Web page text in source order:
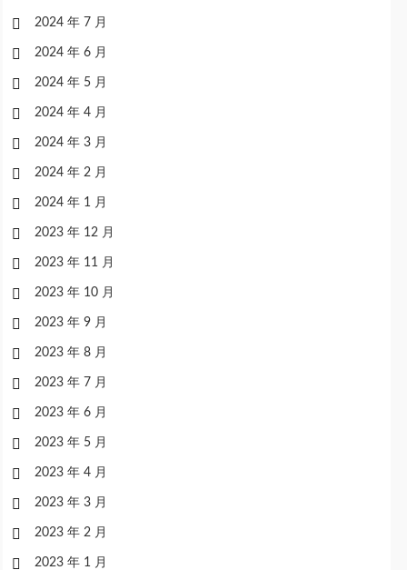
2024 年 7 月
2024 年 6 月
2024 年 5 月
2024 年 4 月
2024 年 3 月
2024 年 2 月
2024 年 1 月
2023 年 12 月
2023 年 11 月
2023 年 10 月
2023 年 9 月
2023 年 8 月
2023 年 7 月
2023 年 6 月
2023 年 5 月
2023 年 4 月
2023 年 3 月
2023 年 2 月
2023 年 1 月